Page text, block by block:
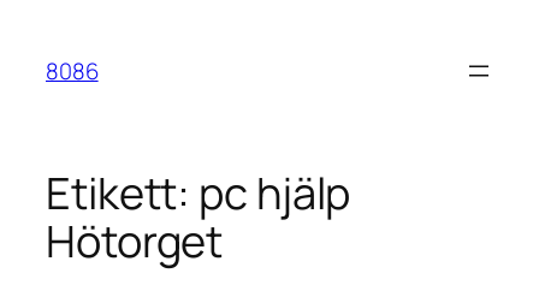
innehåll
8086
Etikett: pc hjälp
Hötorget